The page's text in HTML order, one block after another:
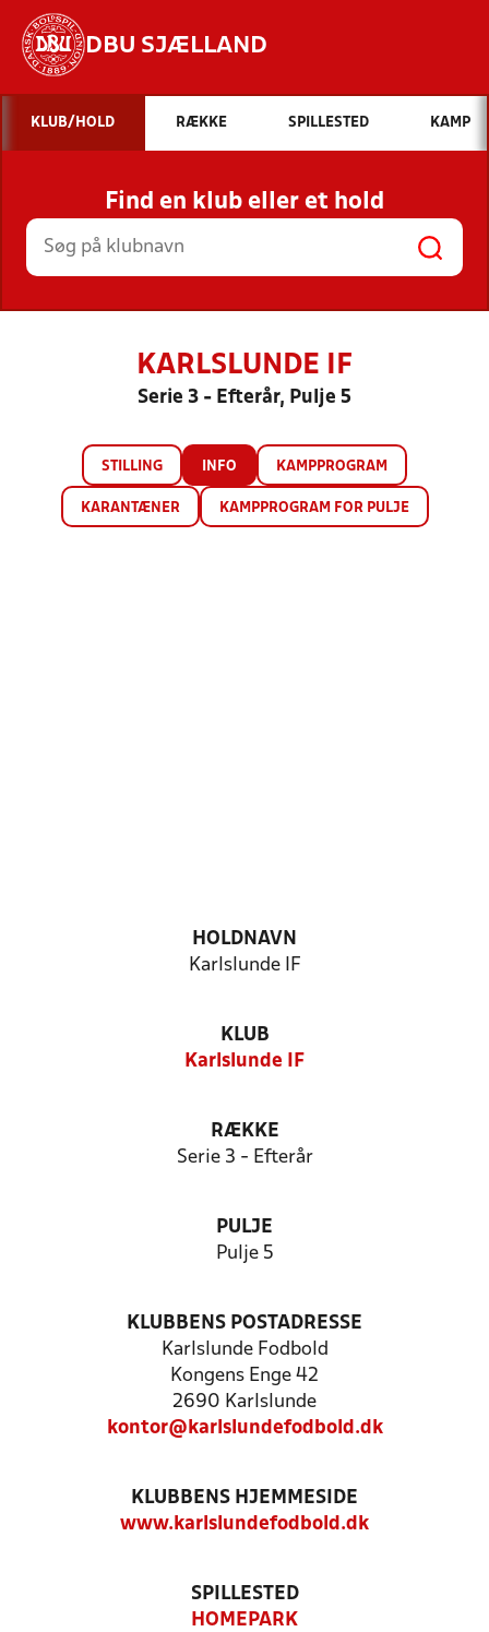
DBU SJÆLLAND
Hvad vil du søge efter?
INDHOLD OG NYHEDER
STILLINGER, RESULTATER, KLUBBER OG
HOLD
KLUB/HOLD RÆKKE SPILLESTED KAMP
Find en klub eller et hold
KARLSLUNDE IF
Serie 3 - Efterår, Pulje 5
STILLING INFO KAMPPROGRAM
KARANTÆNER KAMPPROGRAM FOR PULJE
HOLDNAVN
Karlslunde IF
KLUB
Karlslunde IF
RÆKKE
Serie 3 - Efterår
PULJE
Pulje 5
KLUBBENS POSTADRESSE
Karlslunde Fodbold
Kongens Enge 42
2690 Karlslunde
kontor@karlslundefodbold.dk
KLUBBENS HJEMMESIDE
www.karlslundefodbold.dk
SPILLESTED
HOMEPARK